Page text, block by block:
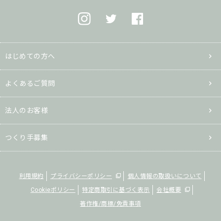
はじめての方へ
よくあるご質問
法人のお客様
つくり手募集
利用規約 プライバシーポリシー
個人情報の取扱いについて
Cookieポリシー
特定商取引に基づく表示
会社概要
著作権/商標/免責事項